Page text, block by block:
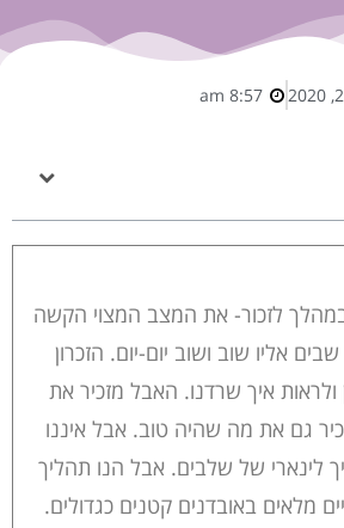
8:57 am
לזכור- את המצב המצוי הקשה
אליו שוב ושוב יום-יום. הזכרון
איך שרדנו. האבל מזכיר את
גם את מה שהיה טוב. אבל איננו
לינארי של שלבים. אבל הנו תהליך
מלאים באובדנים קטנים כגדולים.